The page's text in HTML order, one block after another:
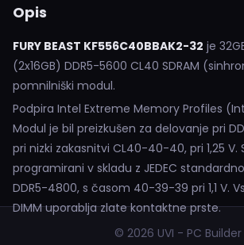
Opis
FURY BEAST KF556C40BBAK2-32 je
(2x16GB) DDR5-5600 CL40 SDRAM
pomnilniški modul.
Podpira Intel Extreme Memory Profiles
Modul je bil preizkušen za delovanje pri
pri nizki zakasnitvi CL40-40-40, pri 1,25 V.
programirani v skladu z JEDEC
DDR5-4800, s časom 40-39-39 pri 1,1 V.
DIMM uporablja zlate kontaktne prste.
© 2026 UVI - PC Builder